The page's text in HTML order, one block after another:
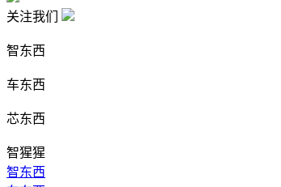
关注我们
智东西
车东西
芯东西
智猩猩
智东西